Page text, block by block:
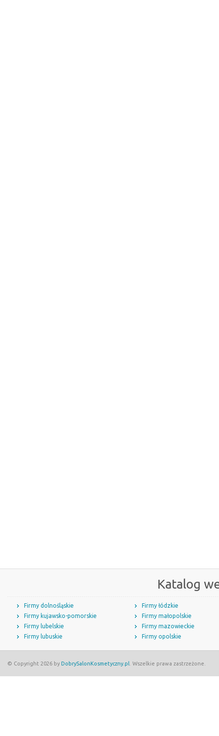
Katalog
Firmy dolnośląskie
Firmy kujawsko-pomorskie
Firmy lubelskie
Firmy lubuskie
Firmy łódzkie
Firmy małopolskie
Firmy mazowieckie
Firmy opolskie
© Copyright 2026 by DobrySalonKosmetyczny.pl . Wszelkie prawa zastrzeżone.